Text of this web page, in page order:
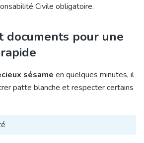
Civile obligatoire.
documents pour une
sésame en quelques minutes, il
patte blanche et respecter certains